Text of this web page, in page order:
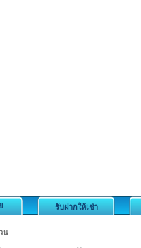
รับฝากให้เช่า
น